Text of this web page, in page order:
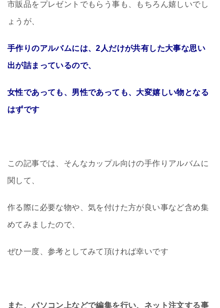
市販品をプレゼントでもらう事も、もちろん嬉しいでし
ょうが、
手作りのアルバムには、2人だけが共有した大事な思い
出が詰まっているので、
女性であっても、男性であっても、大変嬉しい物となる
はずです
この記事では、そんなカップル向けの手作りアルバムに
関して、
作る際に必要な物や、気を付けた方が良い事など含め集
めてみましたので、
ぜひ一度、参考としてみて頂ければ幸いです
また、パソコン上などで編集を行い、ネット注文する事